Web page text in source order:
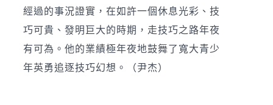
經過的事況證實，在如許一個休息光彩、技
巧可貴、發明巨大的時期，走技巧之路年夜
有可為。他的業績極年夜地鼓舞了寬大青少
年英勇追逐技巧幻想。（尹杰）